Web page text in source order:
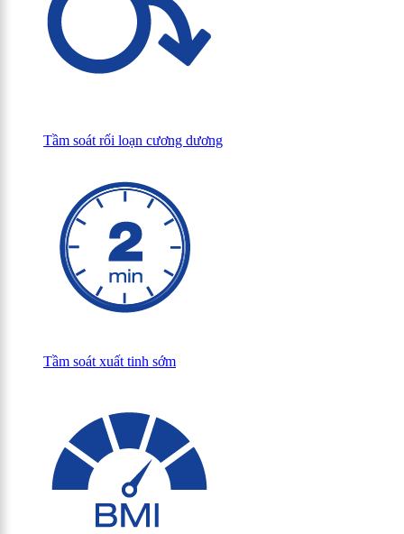
Tầm soát rối loạn cương dương
Tầm soát xuất tinh sớm